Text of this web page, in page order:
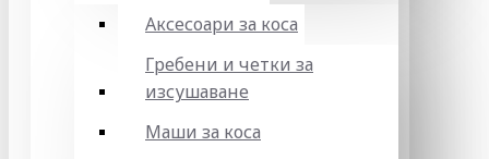
Аксесоари за коса
Гребени и четки за
изсушаване
Маши за коса